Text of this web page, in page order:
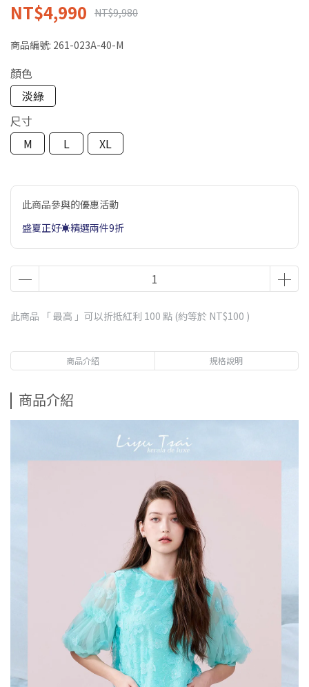
NT$4,990 NT$9,980
商品編號: 261-023A-40-M
顏色
淡綠
尺寸
M
L XL
此商品參與的優惠活動
盛夏正好☀️精選兩件9折
此商品 「 最高 」可以折抵紅利 100 點 (約等於 NT$100 )
商品介紹 規格說明
商品介紹